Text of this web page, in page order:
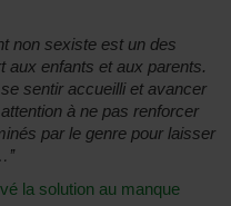
non sexiste est un des
aux enfants et aux parents.
sentir accueilli et avancer
à ne pas renforcer
par le genre pour laisser
la solution au manque